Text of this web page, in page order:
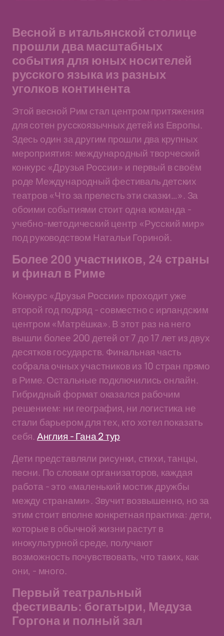
Весной в итальянской столице
прошли два масштабных
события для юных носителей
русского языка из разных
уголков континента
Этой весной Рим стал центром притяжения
для сотен русскоязычных детей из Европы.
Здесь один за другим прошли два крупных
мероприятия: международный творческий
конкурс «Друзья России» и первый в своём
роде Международный фестиваль детских
театров «Что за прелесть эти сказки…». За
обоими событиями стоит одна команда -
учебно-методический центр «Русский мир»
под руководством Натальи Гориной.
Более 200 участников, 24 страны
и финал в Риме
Конкурс «Друзья России» проходит уже
второй год подряд - совместно с ирландским
центром «Матрёшка». В этот раз на него
вышли более 200 детей от 7 до 17 лет из двух
десятков государств. Финальная часть
собрала очных участников из 10 стран прямо
в Риме. Остальные подключились онлайн.
Гибридный формат оказался рабочим
решением: ни география, ни логистика не
стали барьером для тех, кто хотел показать
себя.Англия - Гана 2 тур
Дети представляли рисунки, стихи, танцы,
песни. По словам организаторов, каждая
работа - это «маленький мостик дружбы
между странами». Звучит возвышенно, но за
этим стоит вполне конкретная практика: дети,
которые в обычной жизни растут в
инокультурной среде, получают
возможность почувствовать, что таких, как
они, - много.
Первый театральный
фестиваль: богатыри, Медуза
Горгона и полный зал